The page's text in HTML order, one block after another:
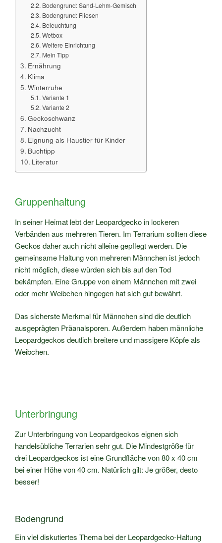
Bodengrund: Sand-Lehm-Gemisch
Bodengrund: Fliesen
Beleuchtung
Wetbox
Weitere Einrichtung
Mein Tipp
Ernährung
Klima
Winterruhe
Variante 1
Variante 2
Geckoschwanz
Nachzucht
Eignung als Haustier für Kinder
Buchtipp
Literatur
Gruppenhaltung
In seiner Heimat lebt der Leopardgecko in lockeren
Verbänden aus mehreren Tieren. Im Terrarium sollten diese
Geckos daher auch nicht alleine gepflegt werden. Die
gemeinsame Haltung von mehreren Männchen ist jedoch
nicht möglich, diese würden sich bis auf den Tod
bekämpfen. Eine Gruppe von einem Männchen mit zwei
oder mehr Weibchen hingegen hat sich gut bewährt.
Das sicherste Merkmal für Männchen sind die deutlich
ausgeprägten Präanalsporen. Außerdem haben männliche
Leopardgeckos deutlich breitere und massigere Köpfe als
Weibchen.
Unterbringung
Zur Unterbringung von Leopardgeckos eignen sich
handelsübliche Terrarien sehr gut. Die Mindestgröße für
drei Leopardgeckos ist eine Grundfläche von 80 x 40 cm
bei einer Höhe von 40 cm. Natürlich gilt: Je größer, desto
besser!
Bodengrund
Ein viel diskutiertes Thema bei der Leopardgecko-Haltung